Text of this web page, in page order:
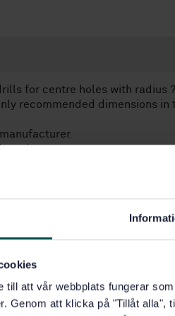
till att vår webbplats fungerar
Genom att klicka på "Tillåt alla",
for centre holes with radius ?
recommended dimensions
cutting.
holes, Type R, which can
Standard.